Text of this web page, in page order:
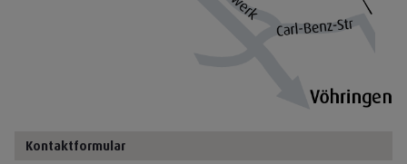
Kontaktformular